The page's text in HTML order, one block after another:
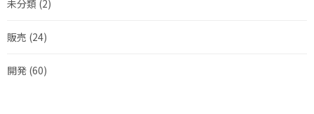
未分類 (2)
販売 (24)
開発 (60)